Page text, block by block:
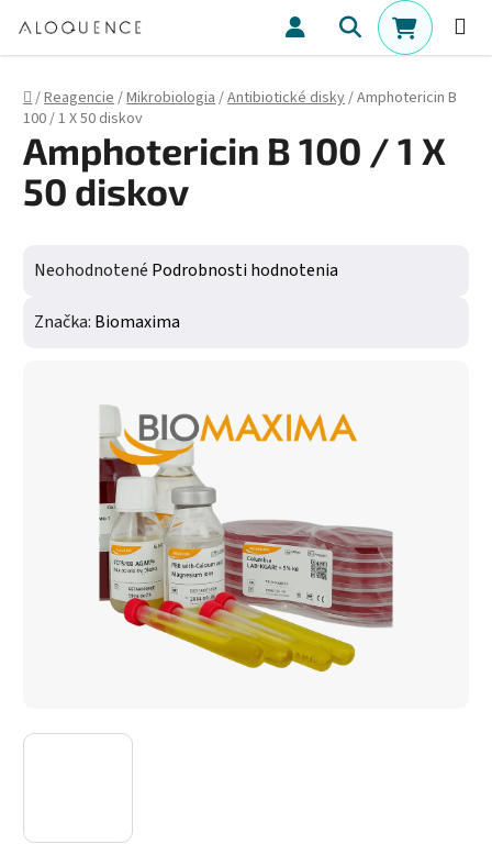
Hľadať
Domov
/Reagencie/Mikrobiologia/Antibiotické disky/Amphotericin B
100 / 1 X 50 diskov
Amphotericin B 100 / 1 X
50 diskov
Priemerné hodnotenie produktu je 0,0 z 5 hviezdičiek.
Neohodnotené Podrobnosti hodnotenia
Značka: Biomaxima